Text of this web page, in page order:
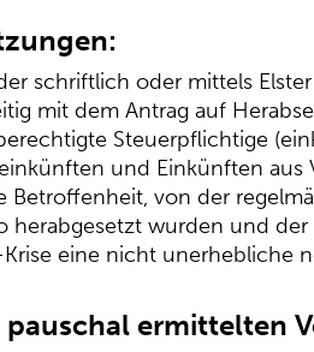
schriftlich oder mittels
mit dem Antrag auf
Steuerpflichtige
und Einkünften aus
Betroffenheit, von der
herabgesetzt wurden und
eine nicht unerhebliche
pauschal ermittelten